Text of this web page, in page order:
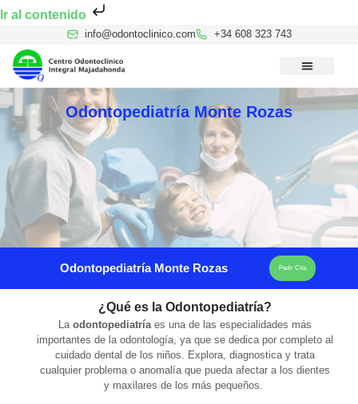
Ir al contenido
info@odontoclinico.com +34 608 323 743
Odontopediatría Monte Rozas
Odontopediatría Monte Rozas Pedir Cita
¿Qué es la Odontopediatría?
La odontopediatríaes una de las especialidades más
importantes de la odontología, ya que se dedica por completo al
cuidado dental de los niños. Explora, diagnostica y trata
cualquier problema o anomalía que pueda afectar a los dientes
y maxilares de los más pequeños.